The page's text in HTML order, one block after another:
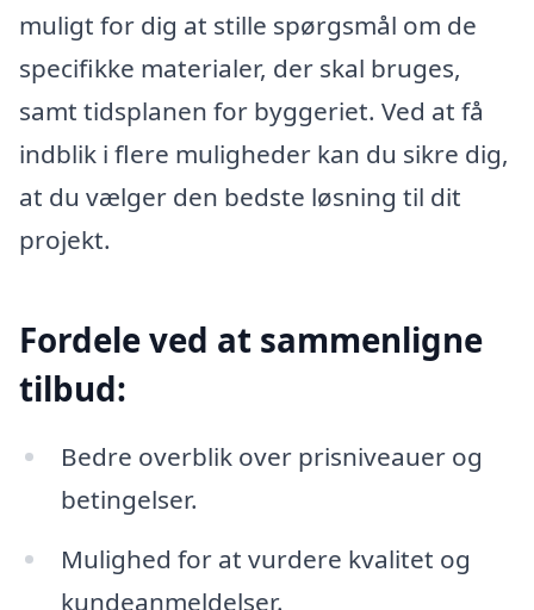
muligt for dig at stille spørgsmål om de
specifikke materialer, der skal bruges,
samt tidsplanen for byggeriet. Ved at få
indblik i flere muligheder kan du sikre dig,
at du vælger den bedste løsning til dit
projekt.
Fordele ved at sammenligne
tilbud:
Bedre overblik over prisniveauer og
betingelser.
Mulighed for at vurdere kvalitet og
kundeanmeldelser.